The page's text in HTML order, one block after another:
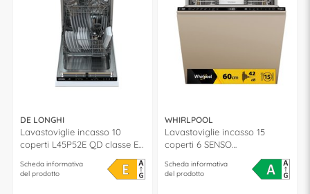
DE LONGHI
Lavastoviglie incasso 10
coperti L45P52E QD classe E
Scheda informativa
del prodotto
WHIRLPOOL
Lavastoviglie incasso 15
coperti 6 SENSO
WH8IA115B2M3TUS0 classe A
(L60cm)
Scheda informativa
del prodotto